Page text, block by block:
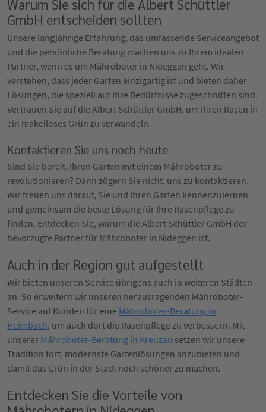
Warum Sie sich für die Albert Schüttler
GmbH entscheiden sollten
Unsere langjährige Erfahrung, das umfassende Serviceangebot
und die persönliche Beratung machen uns zu Ihrem idealen
Partner, wenn es um Mähroboter in Nideggen geht. Wir
verstehen, dass jeder Garten einzigartig ist und bieten daher
Lösungen, die speziell auf Ihre Bedürfnisse zugeschnitten sind.
Vertrauen Sie auf die Albert Schüttler GmbH, um Ihren Rasen in
ein makelloses Grün zu verwandeln.
Kontaktieren Sie uns noch heute
Sind Sie bereit, Ihren Garten mit einem Mähroboter zu
revolutionieren? Dann zögern Sie nicht, uns zu kontaktieren.
Wir freuen uns darauf, Sie und Ihren Garten kennenzulernen
und gemeinsam die beste Lösung für Ihre Rasenpflege zu
finden. Entdecken Sie, warum die Albert Schüttler GmbH der
bevorzugte Partner für Mähroboter in Nideggen ist.
Auch in der Region gut aufgestellt
Wir bieten unseren Service übrigens auch in weiteren Städten
an. So erweitern wir unseren herausragenden Mähroboter-
Service auf Kunden für eine Mähroboter-Beratung in
Heimbach, um auch dort die Rasenpflege zu verbessern. Mit
unserer Mähroboter-Beratung in Kreuzau setzen wir unsere
Tradition fort, modernste Gartenlösungen anzubieten und
damit das Grün in der Stadt noch schöner zu machen.
Entdecken Sie die Vorteile von